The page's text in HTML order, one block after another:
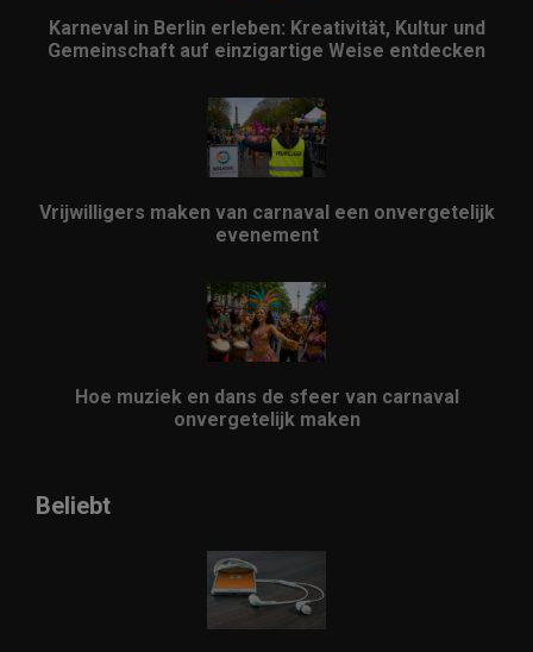
Karneval in Berlin erleben: Kreativität, Kultur und
Gemeinschaft auf einzigartige Weise entdecken
Vrijwilligers maken van carnaval een onvergetelijk
evenement
Hoe muziek en dans de sfeer van carnaval
onvergetelijk maken
Beliebt